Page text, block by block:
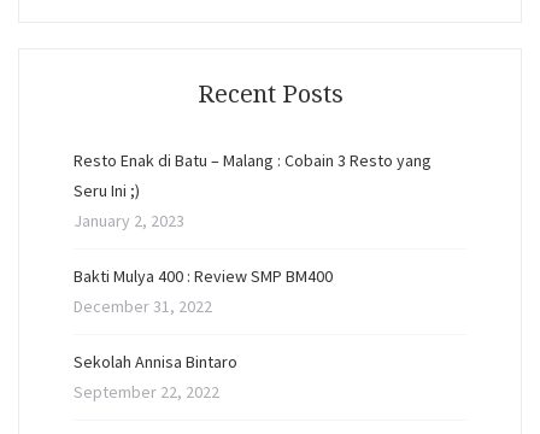
Recent Posts
Resto Enak di Batu – Malang : Cobain 3 Resto yang
Seru Ini ;)
January 2, 2023
Bakti Mulya 400 : Review SMP BM400
December 31, 2022
Sekolah Annisa Bintaro
September 22, 2022